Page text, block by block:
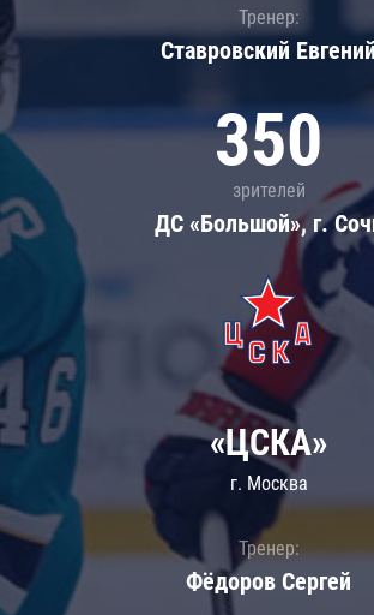
Тренер:
Ставровский Евгений
350
зрителей
ДС «Большой», г.
«ЦСКА»
г. Москва
Тренер:
Фёдоров Сергей